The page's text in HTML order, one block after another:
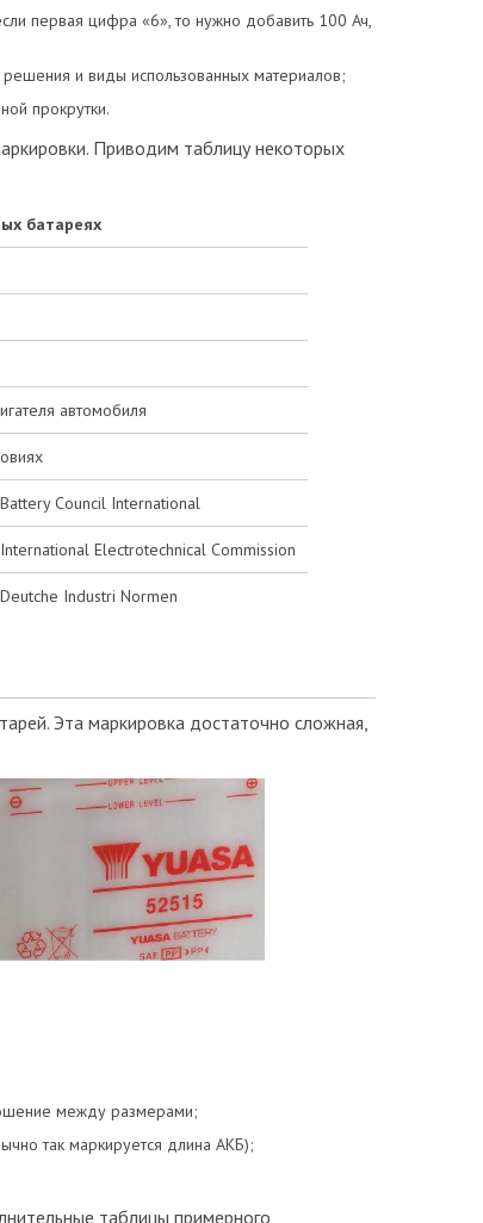
первая цифра «6», то нужно добавить 100 Ач,
решения и виды использованных материалов;
прокрутки.
Приводим таблицу некоторых
батареях
автомобиля
Council International
Electrotechnical Commission
Industri Normen
Эта маркировка достаточно сложная,
между размерами;
так маркируется длина АКБ);
таблицы примерного